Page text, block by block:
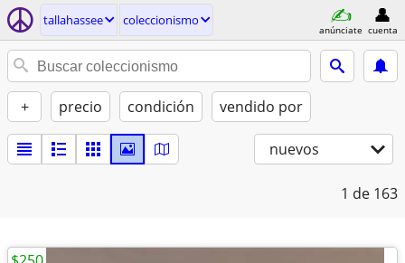
tallahassee coleccionismo
anúnciate cuenta
+ precio condición vendido por
nuevos
1 de 163